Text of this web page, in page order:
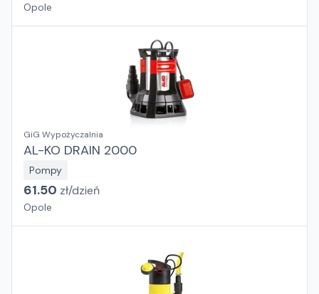
Opole
GiG Wypożyczalnia
AL-KO DRAIN 2000
Pompy
61.50 zł/dzień
Opole